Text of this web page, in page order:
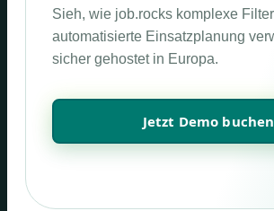
Sieh, wie job.rocks komplexe
automatisierte Einsatzplanung
sicher gehostet in Europa.
Jetzt Demo buchen